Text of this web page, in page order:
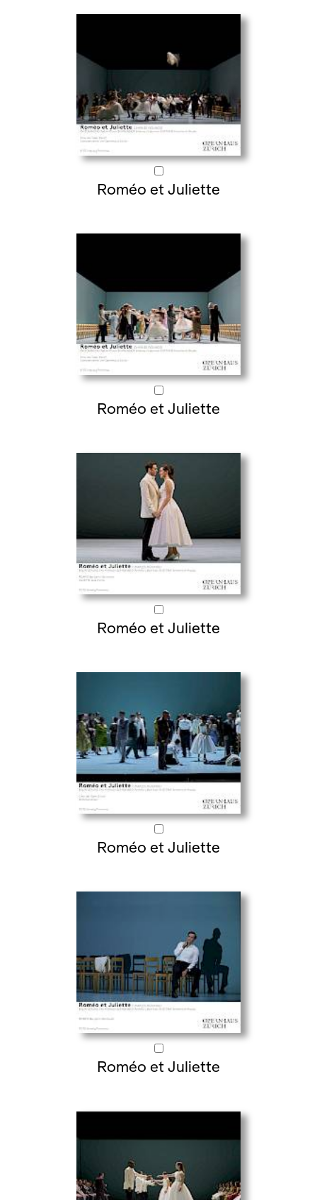
Roméo et Juliette
Roméo et Juliette
Roméo et Juliette
Roméo et Juliette
Roméo et Juliette